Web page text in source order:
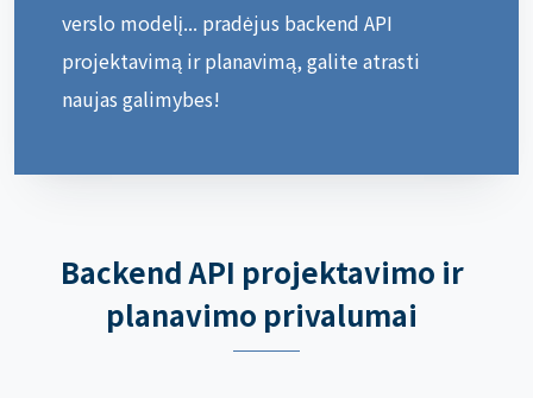
verslo modelį... pradėjus backend API
projektavimą ir planavimą, galite atrasti
naujas galimybes!
Backend API projektavimo ir
planavimo privalumai